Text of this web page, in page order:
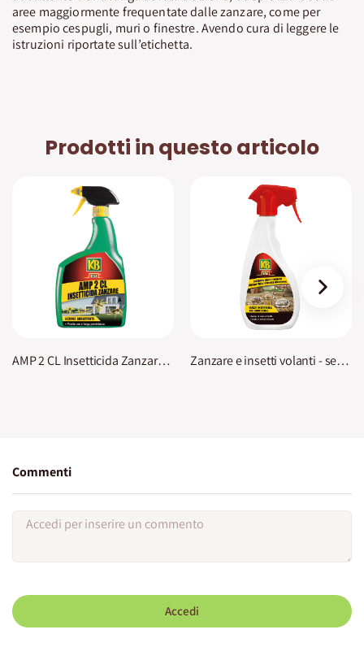
aree maggiormente frequentate dalle zanzare, come per
esempio cespugli, muri o finestre. Avendo cura di leggere le
istruzioni riportate sull’etichetta.
Prodotti in questo articolo
AMP 2 CL Insetticida Zanzare Nexa Zanzare e insetti volanti - senza insetticida KB
›
Commenti
Accedi